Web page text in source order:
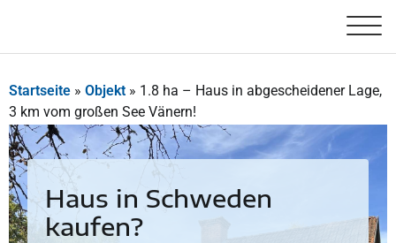
Startseite » Objekt » 1.8 ha – Haus in abgescheidener Lage,
3 km vom großen See Vänern!
Haus in Schweden
kaufen?